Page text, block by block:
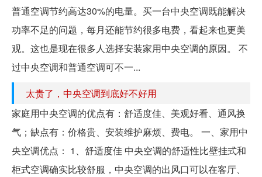
普通空调节约高达30%的电量。买一台中央空调既能解决
功率不足的问题，每月还能节约很多电费，看起来也更美
观。这也是现在很多人选择安装家用中央空调的原因。 不
过中央空调和普通空调可不一...
太贵了，中央空调到底好不好用
家庭用中央空调的优点有：舒适度佳、美观好看、通风换
气；缺点有：价格贵、安装维护麻烦、费电。 一、家用中
央空调优点： 1、舒适度佳 中央空调的舒适性比壁挂式和
柜式空调确实比较舒服，中央空调的出风口可以在客厅、